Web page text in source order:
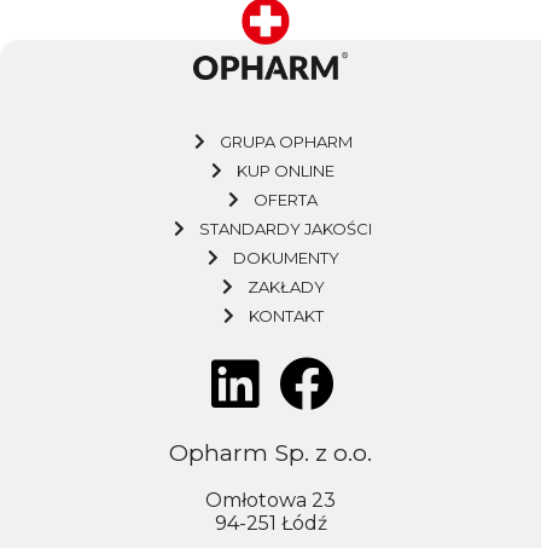
GRUPA OPHARM
KUP ONLINE
OFERTA
STANDARDY JAKOŚCI
DOKUMENTY
ZAKŁADY
KONTAKT
Opharm Sp. z o.o.
Omłotowa 23
94-251 Łódź